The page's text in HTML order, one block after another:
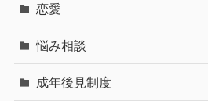
恋愛
悩み相談
成年後見制度